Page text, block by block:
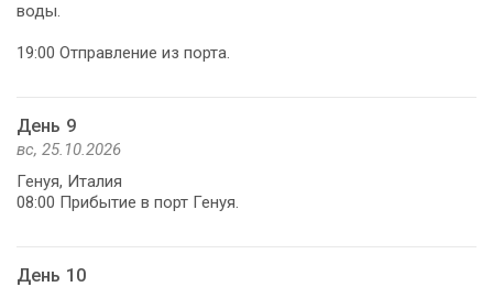
воды.
19:00 Отправление из порта.
День 9
вс, 25.10.2026
Генуя, Италия
08:00 Прибытие в порт Генуя.
День 10